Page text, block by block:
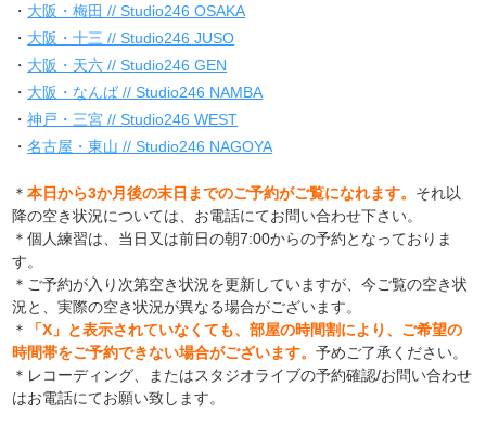
・ 大阪・梅田 // Studio246 OSAKA
・ 大阪・十三 // Studio246 JUSO
・ 大阪・天六 // Studio246 GEN
・ 大阪・なんば // Studio246 NAMBA
・神戸・三宮 // Studio246 WEST
・名古屋・東山 // Studio246 NAGOYA
＊本日から3か月後の末日までのご予約がご覧になれます。 それ以
降の空き状況については、お電話にてお問い合わせ下さい。
＊個人練習は、当日又は前日の朝7:00からの予約となっておりま
す。
＊ご予約が入り次第空き状況を更新していますが、今ご覧の空き状
況と、実際の空き状況が異なる場合がございます。
＊
「X」と表示されていなくても、部屋の時間割により、ご希望の
時間帯をご予約できない場合がございます。予めご了承ください。
＊レコーディング、またはスタジオライブの予約確認/お問い合わせ
はお電話にてお願い致します。